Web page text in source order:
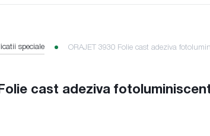
speciale ORAJET 3930 Folie cast adeziva
cast adeziva